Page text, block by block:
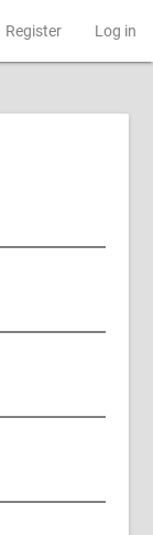
Register Log in